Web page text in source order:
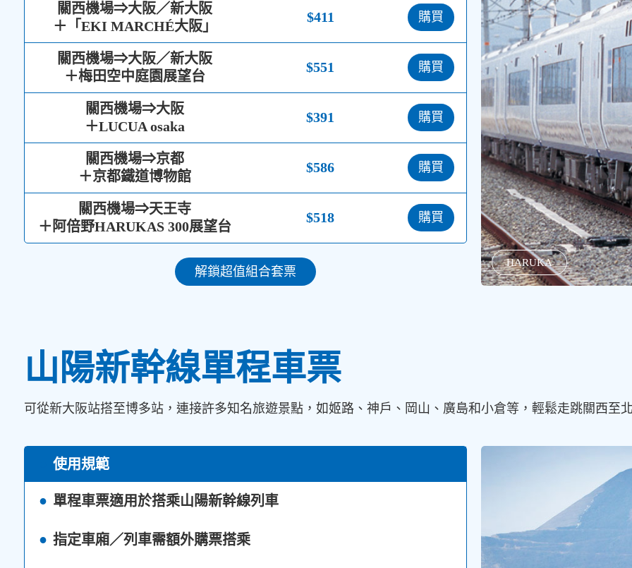
關西機場⇒大阪／新大阪
＋「EKI MARCHÉ大阪」
$411 購買
關西機場⇒大阪／新大阪
＋梅田空中庭園展望台
$551 購買
關西機場⇒大阪
＋LUCUA osaka
$391 購買
關西機場⇒京都
＋京都鐵道博物館
$586 購買
關西機場⇒天王寺
＋阿倍野HARUKAS 300展望台
$518 購買
解鎖超值組合套票
HARUKA
+
山陽新幹線單程車票
可從新大阪站搭至博多站，連接許多知名旅遊景點，如姬路、神戶、岡山、廣島和小倉等，輕鬆走跳關西至
使用規範
單程車票適用於搭乘山陽新幹線列車
指定車廂／列車需額外購票搭乘